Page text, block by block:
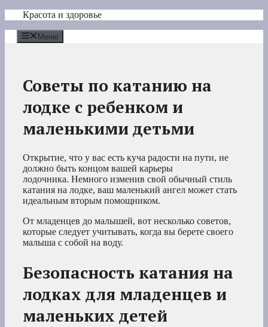
Перейти
содержимому
Красота и здоровье
Меню
Советы по катанию на
лодке с ребенком и
маленькими детьми
Открытие, что у вас есть куча радости на пути, не
должно быть концом вашей карьеры
лодочника. Немного изменив свой обычный стиль
катания на лодке, ваш маленький ангел может стать
идеальным вторым помощником.
От младенцев до малышей, вот несколько советов,
которые следует учитывать, когда вы берете своего
малыша с собой на воду.
Безопасность катания на
лодках для младенцев и
маленьких детей